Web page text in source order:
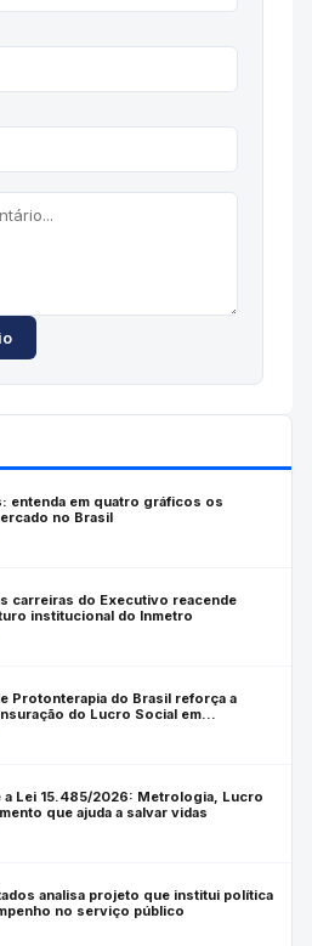
entenda em quatro gráficos os
no Brasil
carreiras do Executivo reacende
institucional do Inmetro
Protonterapia do Brasil reforça a
do Lucro Social em
para a saúde
Lei 15.485/2026: Metrologia, Lucro
que ajuda a salvar vidas
analisa projeto que institui política
no serviço público